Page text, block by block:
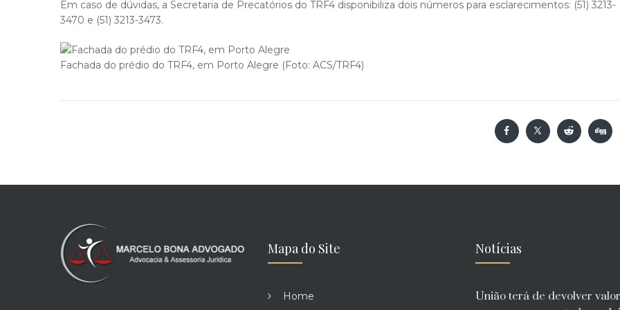
Em caso de dúvidas, a Secretaria de Precatórios do TRF4 disponibiliza dois números para esclarecimentos: (51) 3213-
3470 e (51) 3213-3473.
Fachada do prédio do TRF4, em Porto Alegre (Foto: ACS/TRF4)
Mapa do Site
Home
Notícias
União terá de devolver